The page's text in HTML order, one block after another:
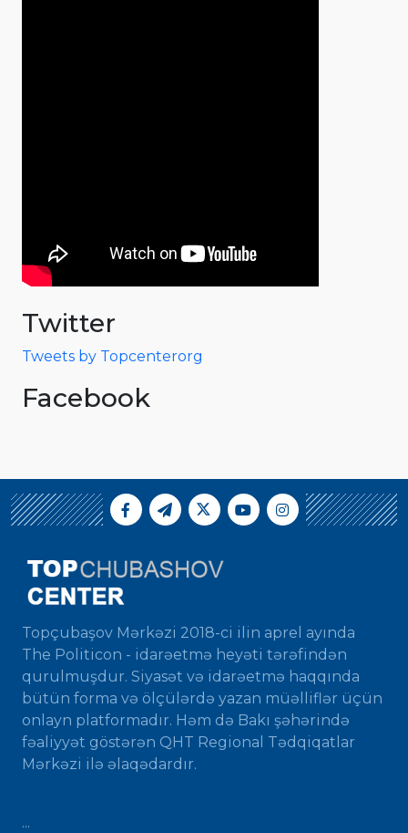
Twitter
Tweets by Topcenterorg
Facebook
Topçubaşov Mərkəzi 2018-ci ilin aprel ayında
The Politicon - idarəetmə heyəti tərəfindən
qurulmuşdur. Siyasət və idarəetmə haqqında
bütün forma və ölçülərdə yazan müəlliflər üçün
onlayn platformadır. Həm də Bakı şəhərində
fəaliyyət göstərən QHT Regional Tədqiqatlar
Mərkəzi ilə əlaqədardır.
...